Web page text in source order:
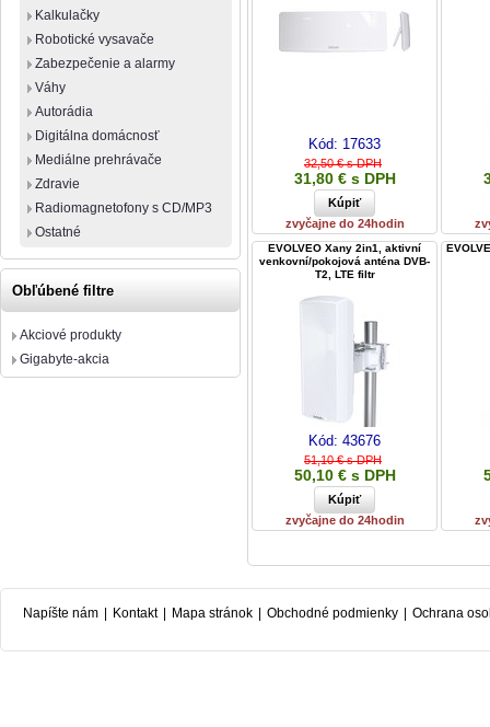
Kalkulačky
Robotické vysavače
Zabezpečenie a alarmy
Váhy
Autorádia
Digitálna domácnosť
Mediálne prehrávače
Zdravie
Radiomagnetofony s CD/MP3
Ostatné
Obľúbené filtre
Akciové produkty
Gigabyte-akcia
Kód: 17633
32,50 € s DPH
31,80 € s DPH
zvyčajne do 24hodin
EVOLVEO Xany 2in1, aktivní
venkovní/pokojová anténa DVB-
T2, LTE filtr
Kód: 43676
51,10 € s DPH
50,10 € s DPH
zvyčajne do 24hodin
Napíšte nám Kontakt Mapa stránok Obchodné podmienky Ochrana